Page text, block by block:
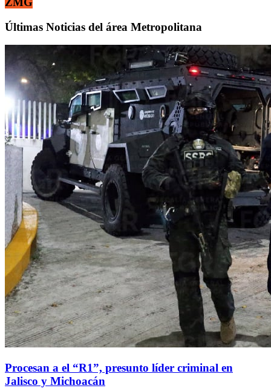
Últimas Noticias del área Metropolitana
Procesan a el “R1”, presunto líder criminal en
Jalisco y Michoacán